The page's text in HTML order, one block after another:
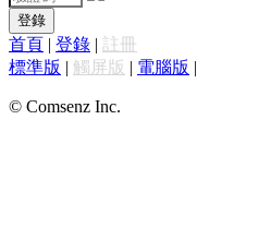
登錄
首頁 | 登錄 | 註冊
標準版 | 觸屏版 | 電腦版 |
© Comsenz Inc.